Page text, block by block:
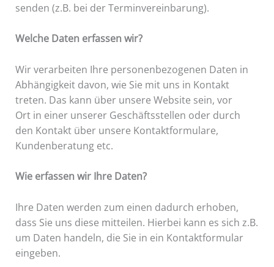
senden (z.B. bei der Terminvereinbarung).
Welche Daten erfassen wir?
Wir verarbeiten Ihre personenbezogenen Daten in
Abhängigkeit davon, wie Sie mit uns in Kontakt
treten. Das kann über unsere Website sein, vor
Ort in einer unserer Geschäftsstellen oder durch
den Kontakt über unsere Kontaktformulare,
Kundenberatung etc.
Wie erfassen wir Ihre Daten?
Ihre Daten werden zum einen dadurch erhoben,
dass Sie uns diese mitteilen. Hierbei kann es sich z.B.
um Daten handeln, die Sie in ein Kontaktformular
eingeben.